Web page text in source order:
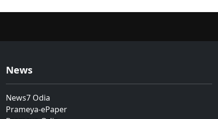
News
News7 Odia
Prameya-ePaper